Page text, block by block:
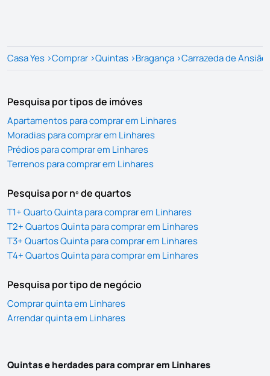
Casa Yes >Comprar >Quintas >Bragança >Carrazeda de
Pesquisa por tipos de imóves
Apartamentos para comprar em Linhares
Moradias para comprar em Linhares
Prédios para comprar em Linhares
Terrenos para comprar em Linhares
Pesquisa por nº de quartos
T1+ Quarto Quinta para comprar em Linhares
T2+ Quartos Quinta para comprar em Linhares
T3+ Quartos Quinta para comprar em Linhares
T4+ Quartos Quinta para comprar em Linhares
Pesquisa por tipo de negócio
Comprar quinta em Linhares
Arrendar quinta em Linhares
Quintas e herdades para comprar em Linhares